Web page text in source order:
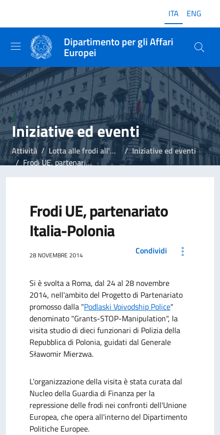
ITA ENG
Dipartimento per gli Affari
Europei
Iniziative ed eventi
Attività Lotta alle frodi all'Unione Europea
Iniziative ed eventi
Frodi UE, partenariato Italia-Polonia
Frodi UE, partenariato
Italia-Polonia
28 NOVEMBRE 2014 Condividi
Si è svolta a Roma, dal 24 al 28 novembre
2014, nell'ambito del Progetto di Partenariato
promosso dalla "Podlaski Voivodship Police"
denominato "Grants-STOP-Manipulation", la
visita studio di dieci funzionari di Polizia della
Repubblica di Polonia, guidati dal Generale
Sławomir Mierzwa.
L'organizzazione della visita è stata curata dal
Nucleo della Guardia di Finanza per la
repressione delle frodi nei confronti dell'Unione
Europea, che opera all'interno del Dipartimento
Politiche Europee.